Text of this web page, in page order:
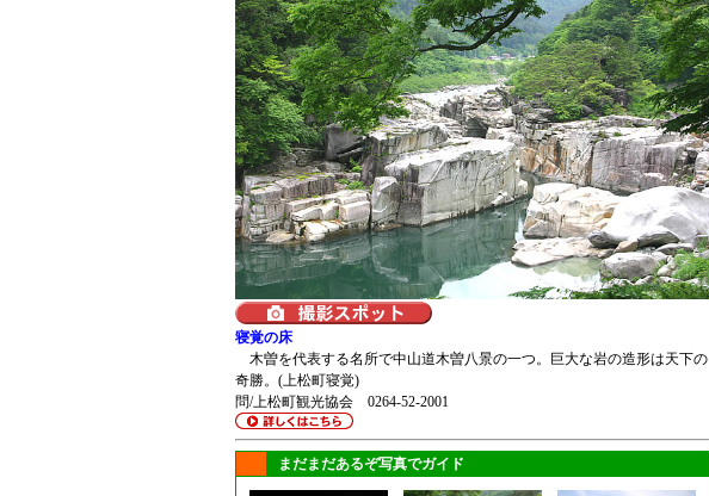
寝覚の床
木曽を代表する名所で中山道木曽八景の一つ。巨大な岩の造形は天下の
奇勝。(上松町寝覚)
問/上松町観光協会 0264-52-2001
まだまだあるぞ写真でガイド